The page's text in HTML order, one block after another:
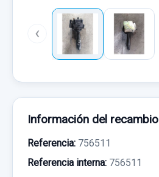
‹
Información del recambio
Referencia: 756511
Referencia interna: 756511